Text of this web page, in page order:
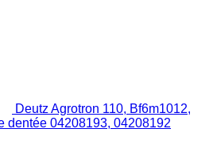
Deutz Agrotron 110, Bf6m1012,
dentée 04208193, 04208192